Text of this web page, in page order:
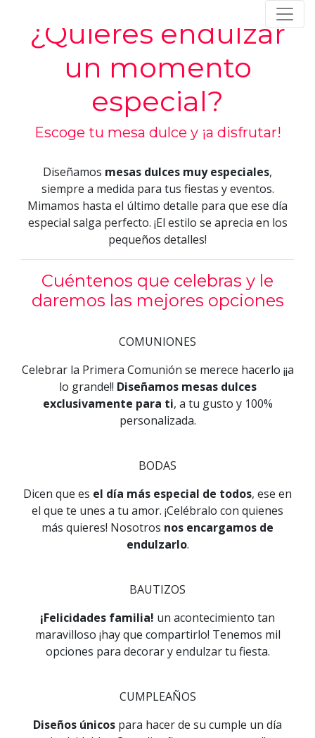
content¿Quieres endulzar
un momento
especial?
Escoge tu mesa dulce y ¡a disfrutar!
Diseñamos mesas dulces muy especiales,
siempre a medida para tus fiestas y eventos.
Mimamos hasta el último detalle para que ese día
especial salga perfecto. ¡El estilo se aprecia en los
pequeños detalles!
Cuéntenos que celebras y le
daremos las mejores opciones
COMUNIONES
Celebrar la Primera Comunión se merece hacerlo ¡¡a
lo grande!! Diseñamos mesas dulces
exclusivamente para ti, a tu gusto y 100%
personalizada.
BODAS
Dicen que es el día más especial de todos, ese en
el que te unes a tu amor. ¡Celébralo con quienes
más quieres! Nosotros nos encargamos de
endulzarlo.
BAUTIZOS
¡Felicidades familia! un acontecimiento tan
maravilloso ¡hay que compartirlo! Tenemos mil
opciones para decorar y endulzar tu fiesta.
CUMPLEAÑOS
Diseños únicos para hacer de su cumple un día